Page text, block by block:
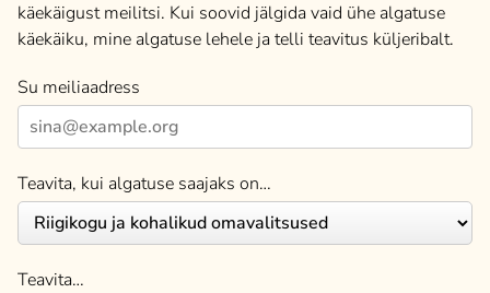
käekäigust meilitsi. Kui soovid jälgida vaid ühe algatuse
käekäiku, mine algatuse lehele ja telli teavitus küljeribalt.
Su meiliaadress
Teavita, kui algatuse saajaks on…
Teavita…